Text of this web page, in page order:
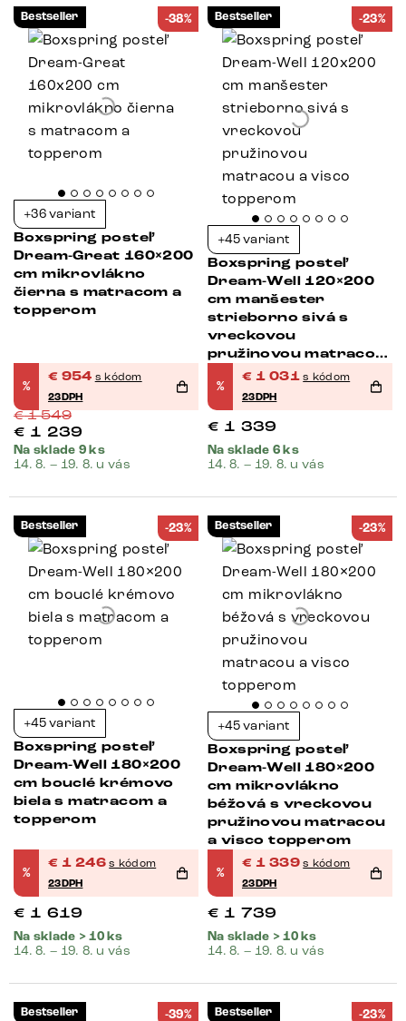
Bestseller -38%
+36 variant
Boxspring posteľ
Dream-Great 160×200
cm mikrovlákno
čierna s matracom a
topperom
%
€ 954 s kódom
23DPH
€1 549
€ 1 239
Na sklade 9 ks
14. 8. – 19. 8. u vás
Bestseller -23%
+45 variant
Boxspring posteľ
Dream-Well 120×200
cm manšester
strieborno sivá s
vreckovou
pružinovou matracou
a visco topperom
%
€ 1 031 s kódom
23DPH
€ 1 339
Na sklade 6 ks
14. 8. – 19. 8. u vás
Bestseller -23%
+45 variant
Boxspring posteľ
Dream-Well 180×200
cm bouclé krémovo
biela s matracom a
topperom
%
€ 1 246 s kódom
23DPH
€ 1 619
Na sklade > 10 ks
14. 8. – 19. 8. u vás
Bestseller -23%
+45 variant
Boxspring posteľ
Dream-Well 180×200
cm mikrovlákno
béžová s vreckovou
pružinovou matracou
a visco topperom
%
€ 1 339 s kódom
23DPH
€ 1 739
Na sklade > 10 ks
14. 8. – 19. 8. u vás
Bestseller -39% Bestseller -23%